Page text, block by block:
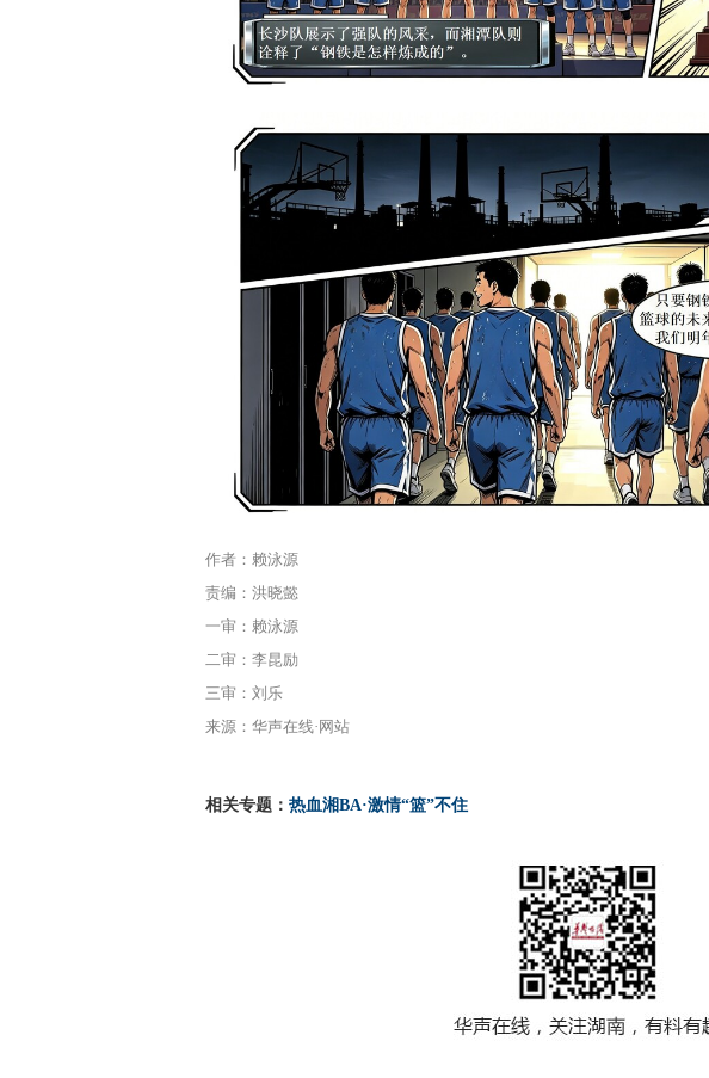
作者：赖泳源
责编：洪晓懿
一审：赖泳源
二审：李昆励
三审：刘乐
来源：华声在线·网站
相关专题： 热血湘BA·激情“篮”不住